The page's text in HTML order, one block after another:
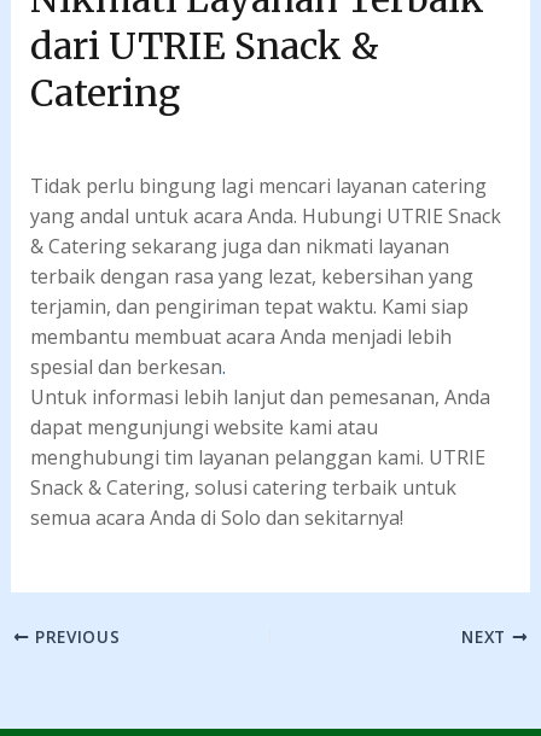
dari UTRIE Snack &
Catering
Tidak perlu bingung lagi mencari layanan catering
yang andal untuk acara Anda. Hubungi UTRIE Snack
& Catering sekarang juga dan nikmati layanan
terbaik dengan rasa yang lezat, kebersihan yang
terjamin, dan pengiriman tepat waktu. Kami siap
membantu membuat acara Anda menjadi lebih
spesial dan berkesan.
Untuk informasi lebih lanjut dan pemesanan, Anda
dapat mengunjungi website kami atau
menghubungi tim layanan pelanggan kami. UTRIE
Snack & Catering, solusi catering terbaik untuk
semua acara Anda di Solo dan sekitarnya!
PREVIOUS NEXT